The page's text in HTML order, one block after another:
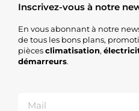
Inscrivez-vous à notre
En vous abonnant à notre
de tous les bons plans,
piècesclimatisation,
démarreurs.